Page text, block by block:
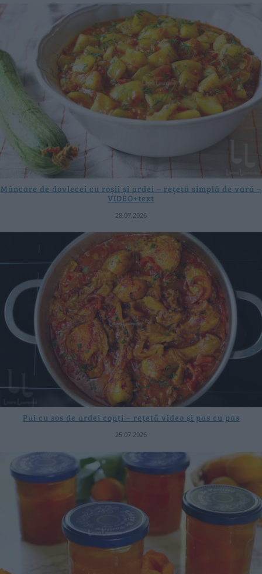
Mâncare de dovlecei cu roșii și ardei – rețetă simplă de vară –
VIDEO+text
28.07.2026
Pui cu sos de ardei copți – rețetă video și pas cu pas
25.07.2026